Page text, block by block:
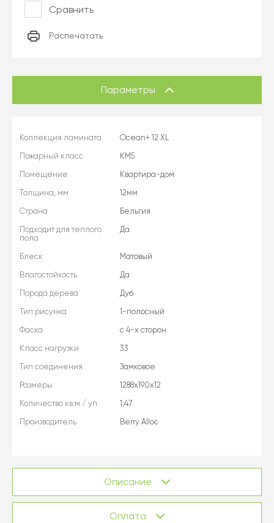
Сравнить
Распечатать
Параметры
Коллекция ламината
Ocean+ 12 XL
Пожарный класс
КМ5
Помещение
Квартира-дом
Толщина, мм
12мм
Страна
Бельгия
Подходит для теплого
пола
Да
Блеск
Матовый
Влагостойкость
Да
Порода дерева
Дуб
Тип рисунка
1-полосный
Фаска
с 4-х сторон
Класс нагрузки
33
Тип соединения
Замковое
Размеры
1288x190x12
Количество кв.м / уп
1,47
Производитель
Berry Alloc
Описание
Оплата